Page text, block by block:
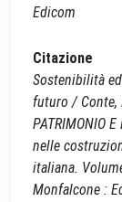
Edicom
Citazione
Sostenibilità
futuro / Conte,
PATRIMONIO
nelle
italiana.
Monfalcone :